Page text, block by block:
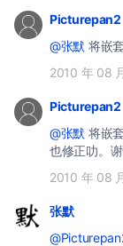
Picturepan2
@张默 将嵌
2010 年 08
Picturepan2
@张默 将嵌
也修正叻。谢
2010 年 08
张默